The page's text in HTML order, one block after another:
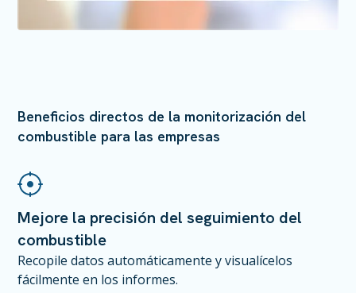
Beneficios directos de la monitorización del
combustible para las empresas
Mejore la precisión del seguimiento del
combustible
Recopile datos automáticamente y visualícelos
fácilmente en los informes.